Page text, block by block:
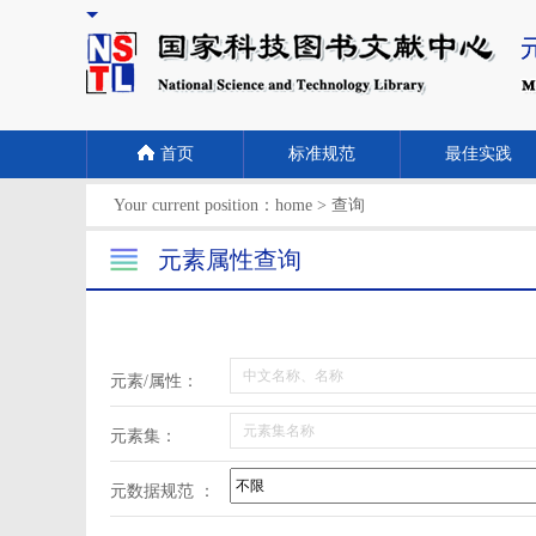
首页 标准规范 最佳实践
Your current position： home > 查询
元素属性查询
元素/属性：
元素集：
元数据规范 ：